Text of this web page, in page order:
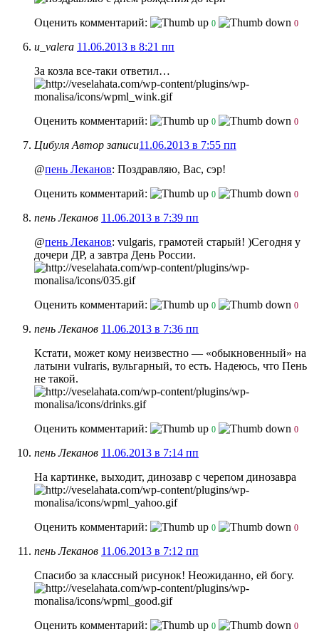
Оценить комментарий: 0 0
u_valera 11.06.2013 в 8:21 пп
За козла все-таки ответил…
Оценить комментарий: 0 0
Цибуля Автор записи11.06.2013 в 7:55 пп
@пень Леканов: Поздравляю, Вас, сэр!
Оценить комментарий:
0 0
пень Леканов 11.06.2013 в 7:39 пп
@пень Леканов: vulgaris, грамотей старый! )Сегодня у
дочери ДР, а завтра День России.
Оценить комментарий: 0 0
пень Леканов 11.06.2013 в 7:36 пп
Кстати, может кому неизвестно — «обыкновенный» на
латыни vulraris, вульгарный, то есть. Надеюсь, что Пень
не такой.
Оценить комментарий: 0 0
пень Леканов 11.06.2013 в 7:14 пп
На картинке, выходит, динозавр с черепом динозавра
Оценить комментарий: 0 0
пень Леканов 11.06.2013 в 7:12 пп
Спасибо за классный рисунок! Неожиданно, ей богу.
Оценить комментарий: 0 0